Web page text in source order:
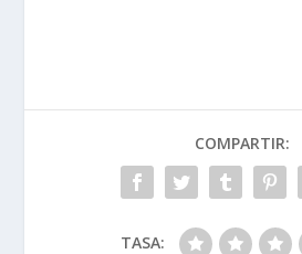
COMPARTIR:
TASA: